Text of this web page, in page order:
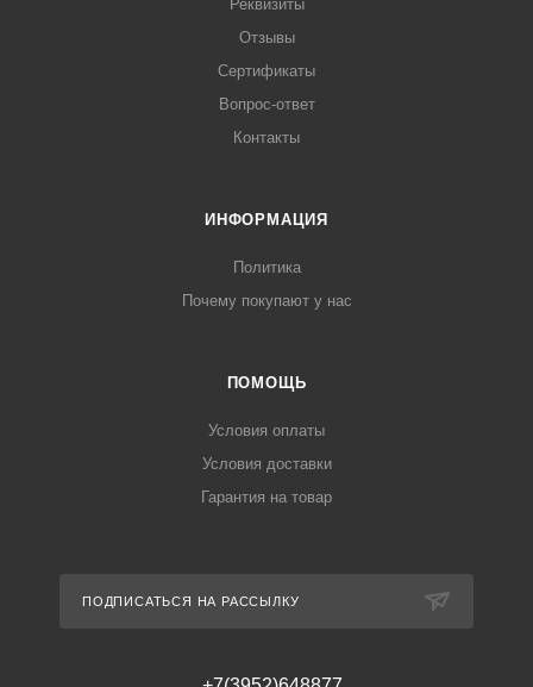
Реквизиты
Отзывы
Сертификаты
Вопрос-ответ
Контакты
ИНФОРМАЦИЯ
Политика
Почему покупают у нас
ПОМОЩЬ
Условия оплаты
Условия доставки
Гарантия на товар
ПОДПИСАТЬСЯ НА РАССЫЛКУ